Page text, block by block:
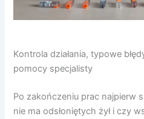
Kontrola działania, typowe
pomocy specjalisty
Po zakończeniu prac najpierw
nie ma odsłoniętych żył i czy